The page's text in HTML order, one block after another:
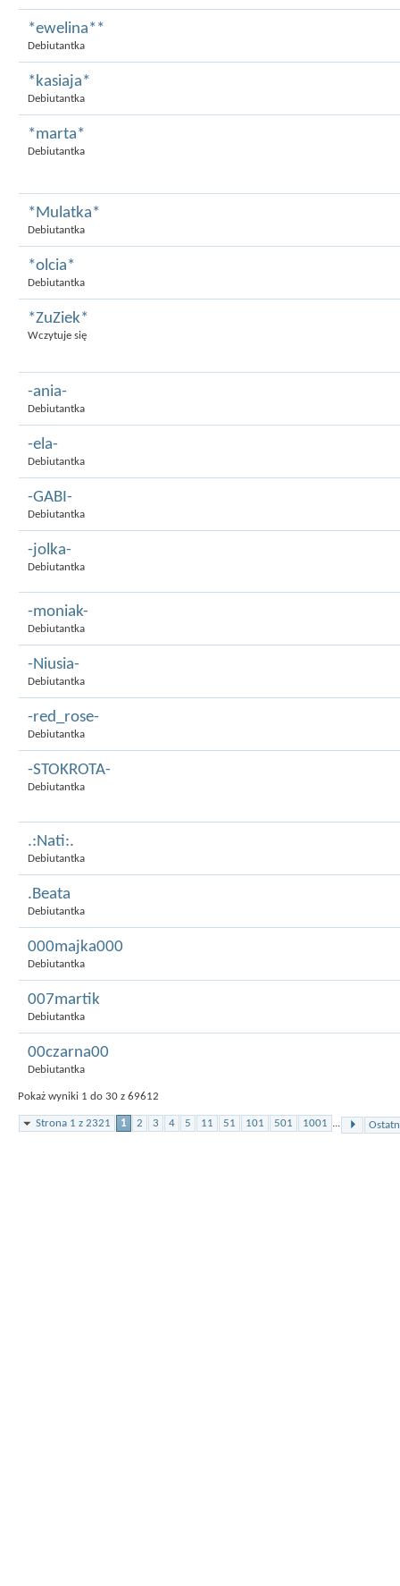
*ewelina**
Debiutantka
*kasiaja*
Debiutantka
*marta*
Debiutantka
*Mulatka*
Debiutantka
*olcia*
Debiutantka
*ZuZiek*
Wczytuje się
-ania-
Debiutantka
-ela-
Debiutantka
-GABI-
Debiutantka
-jolka-
Debiutantka
-moniak-
Debiutantka
-Niusia-
Debiutantka
-red_rose-
Debiutantka
-STOKROTA-
Debiutantka
.:Nati:.
Debiutantka
.Beata
Debiutantka
000majka000
Debiutantka
007martik
Debiutantka
00czarna00
Debiutantka
Pokaż wyniki 1 do 30 z 69612
Strona 1 z 2321 1 2 3 4 5 11 51 101 501 1001 ...